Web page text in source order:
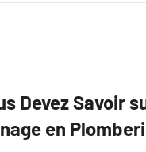
Devez Savoir
en